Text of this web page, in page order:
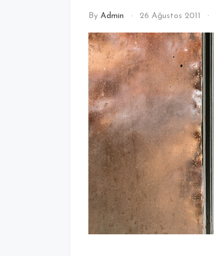
By Admin 26 Ağustos 2011